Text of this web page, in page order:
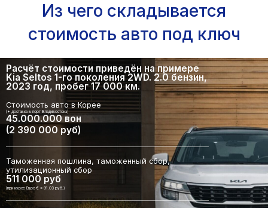
Из чего складывается
стоимость авто под ключ
Расчёт стоимости приведён на примере
Kia Seltos 1-го поколения 2WD. 2.0 бензин,
2023 год, пробег 17 000 км.
Стоимость авто в Корее
(+ доставка в порт Владивостока)
45.000.000 вон
(2 390 000 руб)
Таможенная пошлина, таможенный сбор,
утилизационный сбор
511 000 руб
(при курсе Евро € = 91.03 руб.)